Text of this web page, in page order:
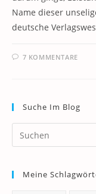
Name dieser
deutsche
7 KOMMENTARE
Suche Im Blog
Meine